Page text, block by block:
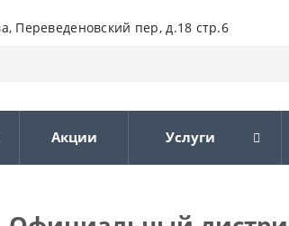
Переведеновский пер, д.18 стр.6
Акции Услуги